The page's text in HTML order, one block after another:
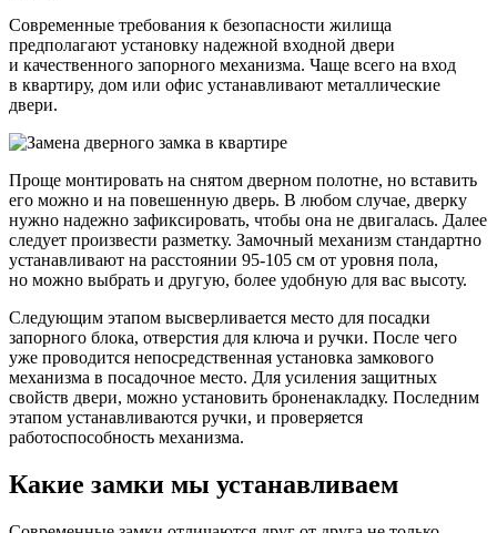
Современные требования к безопасности жилища
предполагают установку надежной входной двери
и качественного запорного механизма. Чаще всего на вход
в квартиру, дом или офис устанавливают металлические
двери.
Проще монтировать на снятом дверном полотне, но вставить
его можно и на повешенную дверь. В любом случае, дверку
нужно надежно зафиксировать, чтобы она не двигалась. Далее
следует произвести разметку. Замочный механизм стандартно
устанавливают на расстоянии 95-105 см от уровня пола,
но можно выбрать и другую, более удобную для вас высоту.
Следующим этапом высверливается место для посадки
запорного блока, отверстия для ключа и ручки. После чего
уже проводится непосредственная установка замкового
механизма в посадочное место. Для усиления защитных
свойств двери, можно установить броненакладку. Последним
этапом устанавливаются ручки, и проверяется
работоспособность механизма.
Какие замки мы устанавливаем